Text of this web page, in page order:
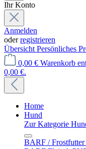
Ihr Konto
Anmelden
oderregistrieren
Übersicht Persönliches
0,00 € Warenkorb
0,00 €.
Home
Hund
Zur Kategorie
BARF /